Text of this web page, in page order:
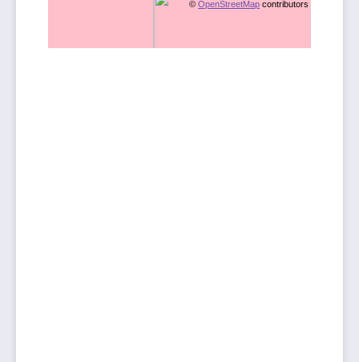
© OpenStreetMap contributors